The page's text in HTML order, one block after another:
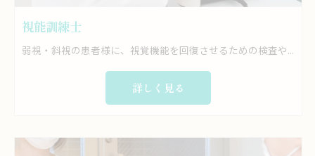
視能訓練士
弱視・斜視の患者様に、視覚機能を回復させるための検査や訓練を担当をお願いします。 具体的には… ・視力検査、眼鏡検査、眼圧検査、他眼科一般検査 ・眼位眼球運動の検査(ヘスチャート含む) ・視野検査、眼軸長検査 →ハンフリー静的視野検査およびゴールドマン動的視野検査 ・コンタクトレンズの検査および装着指導、オルソケラトロジー ・治療・診療補助、白内障術前検査 ・弱視訓練 などを行っていただきます。
詳しく見る